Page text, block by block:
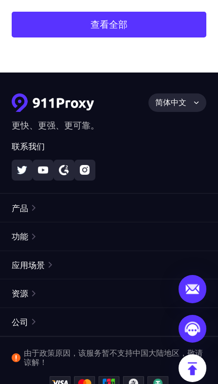
查看全部
更快、更强、更可靠。
联系我们
简体中文
产品
静态住宅代理
网页抓取 API
视频下载 API
功能
ISP代理
ProxySite
应用场景
市场研究
爬行和索引
查看全部使用场景
资源
常见问题解答
位置
公司
企业服务
反洗钱合规计划
由于政策原因，该服务暂不支持中国大陆地区，敬请
谅解！